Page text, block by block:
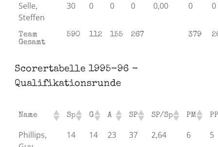
Selle,
Steffen
30 0 0 0 0,00 0 0
Team
Gesamt
590 112 155 267 379
Scorertabelle 1995-96 -
Qualifikationsrunde
Name Sp G A SP SP/Sp PM
Phillips,
14 14 23 37 2,64 6 5